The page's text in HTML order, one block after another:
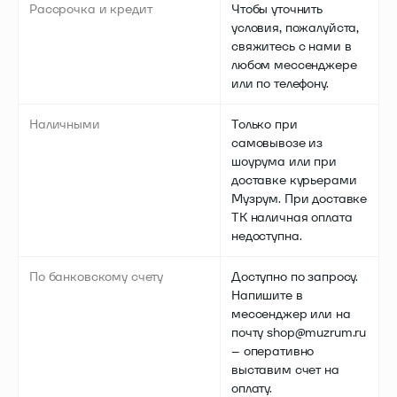
Рассрочка и кредит
Чтобы уточнить
условия, пожалуйста,
свяжитесь с нами в
любом мессенджере
или по телефону.
Наличными
Только при
самовывозе из
шоурума или при
доставке курьерами
Музрум. При доставке
ТК наличная оплата
недоступна.
По банковскому счету
Доступно по запросу.
Напишите в
мессенджер или на
почту shop@muzrum.ru
– оперативно
выставим счет на
оплату.